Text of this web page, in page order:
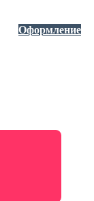
Оформление